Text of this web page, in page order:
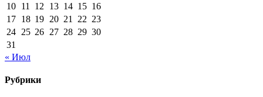
10 11 12 13 14 15 16
17 18 19 20 21 22 23
24 25 26 27 28 29 30
31
« Июл
Рубрики